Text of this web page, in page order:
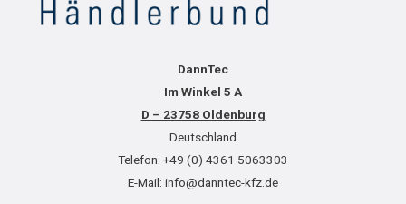
DannTec
Im Winkel 5 A
D – 23758 Oldenburg
Deutschland
Telefon: +49 (0) 4361 5063303
E-Mail: info@danntec-kfz.de